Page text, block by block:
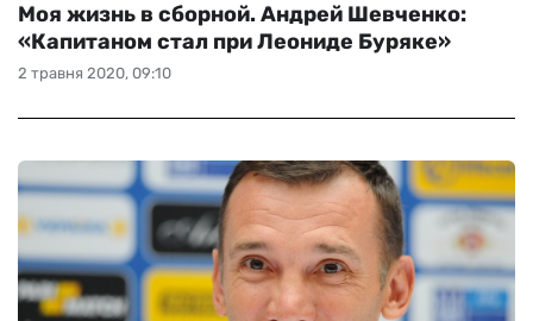
2 травня 2020, 09:10
Моя жизнь в сборной. Андрей Шевченко:
«Капитаном стал при Леониде Буряке»